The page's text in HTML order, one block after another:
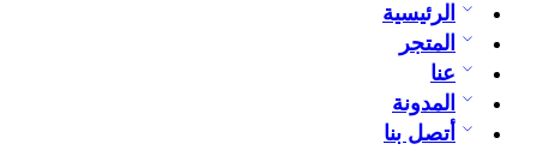
الرئيسية
المتجر
عنا
المدونة
أتصل بنا